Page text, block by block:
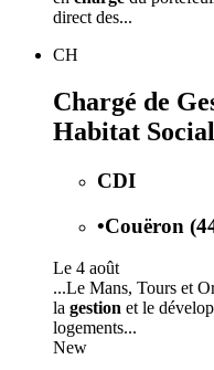
direct des...
CH
Chargé de
Habitat
CDI
•Couëron
Le 4 août
...Le Mans, Tours et
la gestion et le
logements...
New